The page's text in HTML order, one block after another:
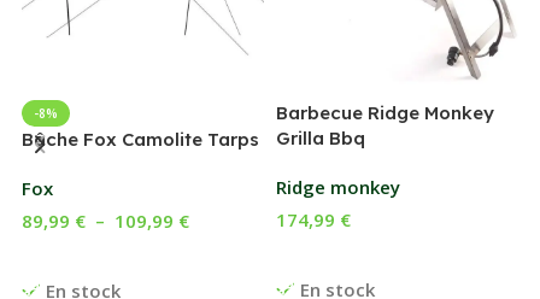
-8%
Bâche Fox Camolite Tarps
Fox
En stock
89,99 € – 109,99 €
Barbecue Ridge Monkey
Grilla Bbq
Ridge monkey
En stock
174,99 €